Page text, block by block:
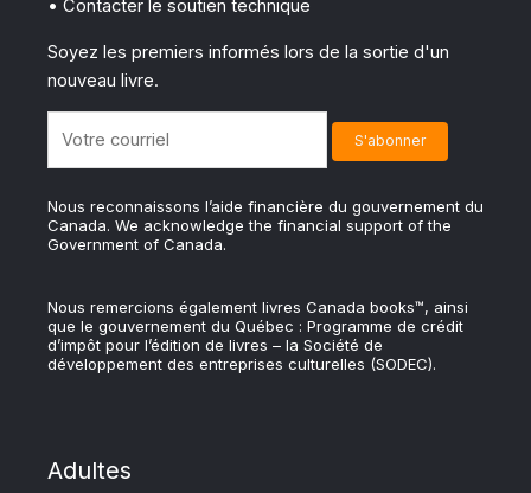
• Contacter le soutien technique
Soyez les premiers informés lors de la sortie d'un
nouveau livre.
Nous reconnaissons l’aide financière du gouvernement du
Canada. We acknowledge the financial support of the
Government of Canada.
Nous remercions également livres Canada books™, ainsi
que le gouvernement du Québec : Programme de crédit
d’impôt pour l’édition de livres – la Société de
développement des entreprises culturelles (SODEC).
Adultes